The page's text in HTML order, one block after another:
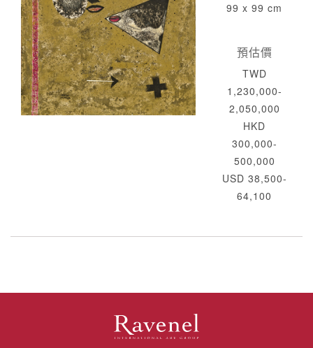
99 x 99 cm
預估價
TWD
1,230,000-
2,050,000
HKD
300,000-
500,000
USD 38,500-
64,100